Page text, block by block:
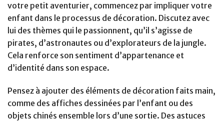
votre petit aventurier, commencez par impliquer votre
enfant dans le processus de décoration. Discutez avec
lui des thèmes qui le passionnent, qu’il s’agisse de
pirates, d’astronautes ou d’explorateurs de la jungle.
Cela renforce son sentiment d’appartenance et
d’identité dans son espace.
Pensez à ajouter des éléments de décoration faits main,
comme des affiches dessinées par l’enfant ou des
objets chinés ensemble lors d’une sortie. Des astuces